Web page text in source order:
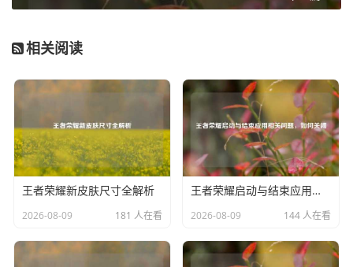
其他后台运行的程序可能会干扰游戏的正常运行，玩家
会闪退，如果关闭某个软件后游戏能正常运行，那么就
件的设置或者卸载它。
操作系统存在漏洞或故障也可能引发游戏
闪退，玩家可以及时更新操作系统，安装最新的系统补
丁，以修复可能存在的问题，确保操作系统的稳定性，
避免在不稳定的系统环境下运行游戏。
网络不稳定
PUBG 国服是一款网络游戏，网络不稳定会
相关阅读
王者荣耀新皮肤尺寸全解析
2026-08-09 181 人在看
王者荣耀启动与结束应用相关问题，如何关闭
2026-08-09 144 人在看